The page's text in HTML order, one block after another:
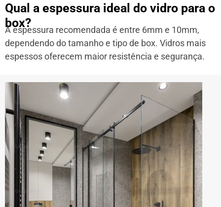
Qual a espessura ideal do vidro para o
box?
A espessura recomendada é entre 6mm e 10mm,
dependendo do tamanho e tipo de box. Vidros mais
espessos oferecem maior resistência e segurança.